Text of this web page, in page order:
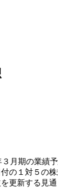
月期の業績
の１対５の
更新する見